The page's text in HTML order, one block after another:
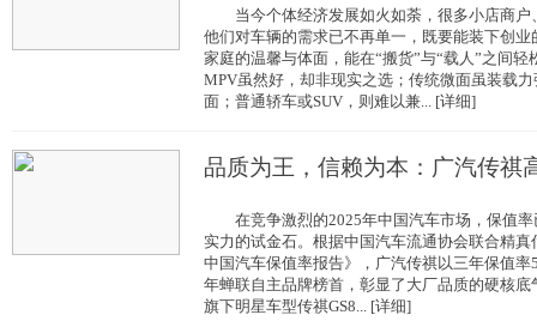
当今个体经济发展如火如荼，很多小店商户
他们对车辆的需求已不再单一，既要能装下创
家庭的温馨与体面，能在“搬货”与“载人”之间
MPV虽然好，却非现实之选；传统微面虽装载
面；普通轿车或SUV，则难以兼... [详细]
品质为王，信赖为本：广汽传祺
在竞争激烈的2025年中国汽车市场，保值率
实力的试金石。根据中国汽车流通协会联合精
中国汽车保值率报告》，广汽传祺以三年保值率
年蝉联自主品牌榜首，彰显了大厂品质的硬核
旗下明星车型传祺GS8... [详细]